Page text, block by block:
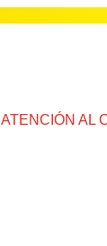
ATENCIÓN AL